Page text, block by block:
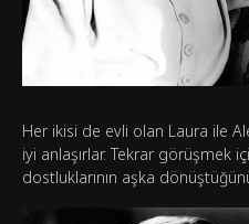
Her ikisi de evli olan Laura ile
iyi anlaşırlar. Tekrar görüşmek
dostluklarının aşka